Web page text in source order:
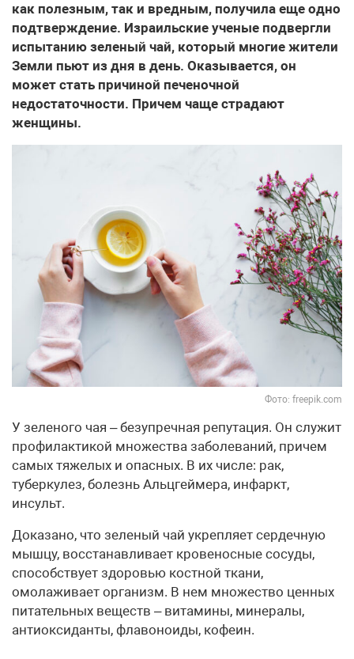
как полезным, так и вредным, получила еще одно
подтверждение. Израильские ученые подвергли
испытанию зеленый чай, который многие жители
Земли пьют из дня в день. Оказывается, он
может стать причиной печеночной
недостаточности. Причем чаще страдают
женщины.
Фото: freepik.com
У зеленого чая – безупречная репутация. Он служит
профилактикой множества заболеваний, причем
самых тяжелых и опасных. В их числе: рак,
туберкулез, болезнь Альцгеймера, инфаркт,
инсульт.
Доказано, что зеленый чай укрепляет сердечную
мышцу, восстанавливает кровеносные сосуды,
способствует здоровью костной ткани,
омолаживает организм. В нем множество ценных
питательных веществ – витамины, минералы,
антиоксиданты, флавоноиды, кофеин.